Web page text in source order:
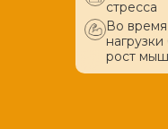
стресса
Во
рост